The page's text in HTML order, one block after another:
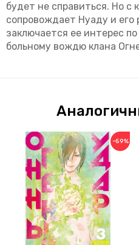
будет не справиться. Но с
сопровождает Нуаду и его
заключается ее интерес
больному вождю клана
−59%